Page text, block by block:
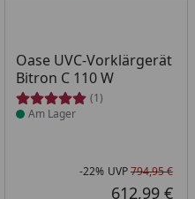
in ProzentPreis
Oase UVC-Vorklärgerät
Bitron C 110 W
(1)
Produkt am Lager
Am Lager
-22% UVP794,95 €
612,99 €